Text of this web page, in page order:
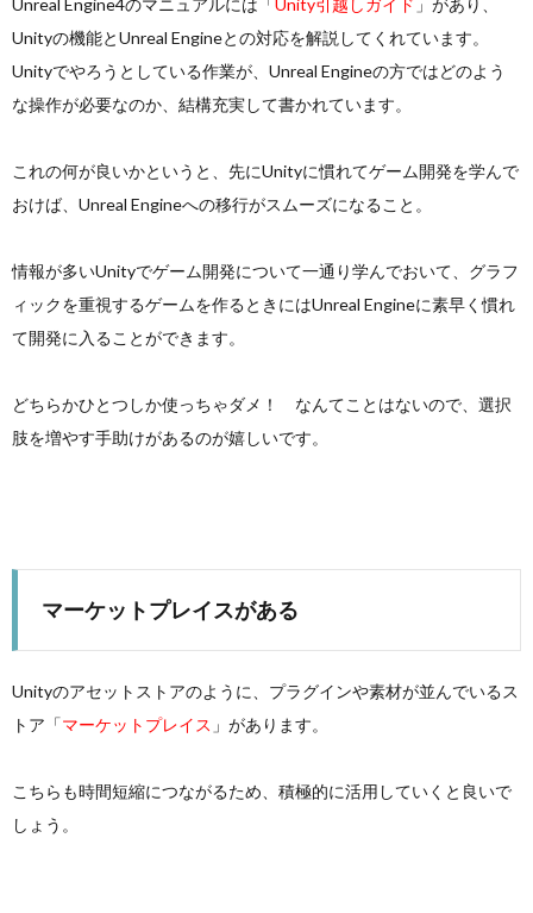
Unreal Engine4のマニュアルには「 Unity引越しガイド 」があり、
Unityの機能とUnreal Engineとの対応を解説してくれています。
Unityでやろうとしている作業が、Unreal Engineの方ではどのよう
な操作が必要なのか、結構充実して書かれています。
これの何が良いかというと、先にUnityに慣れてゲーム開発を学んで
おけば、Unreal Engineへの移行がスムーズになること。
情報が多いUnityでゲーム開発について一通り学んでおいて、グラフ
ィックを重視するゲームを作るときにはUnreal Engineに素早く慣れ
て開発に入ることができます。
どちらかひとつしか使っちゃダメ！ なんてことはないので、選択
肢を増やす手助けがあるのが嬉しいです。
マーケットプレイスがある
Unityのアセットストアのように、プラグインや素材が並んでいるス
トア「マーケットプレイス 」があります。
こちらも時間短縮につながるため、積極的に活用していくと良いで
しょう。